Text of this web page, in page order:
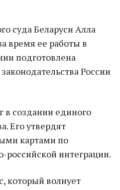
суда Беларуси Алла
время ее работы в
подготовлена
России
создании единого
Его утвердят
картами по
российской интеграции.
который волнует